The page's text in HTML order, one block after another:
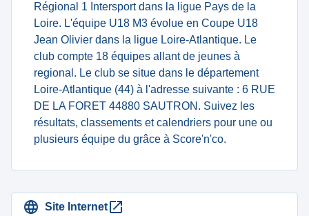
Régional 1 Intersport dans la ligue Pays de la
Loire. L'équipe U18 M3 évolue en Coupe U18
Jean Olivier dans la ligue Loire-Atlantique. Le
club compte 18 équipes allant de jeunes à
regional. Le club se situe dans le département
Loire-Atlantique (44) à l'adresse suivante : 6 RUE
DE LA FORET 44880 SAUTRON. Suivez les
résultats, classements et calendriers pour une ou
plusieurs équipe du grâce à Score'n'co.
Site Internet